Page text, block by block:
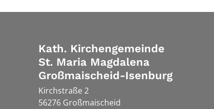
Kath. Kirchengemeinde
St. Maria Magdalena
Großmaischeid-Isenburg
Kirchstraße 2
56276 Großmaischeid